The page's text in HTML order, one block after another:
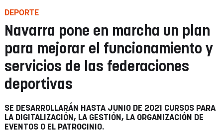
DEPORTE
Navarra pone en marcha un plan
para mejorar el funcionamiento y
servicios de las federaciones
deportivas
SE DESARROLLARÁN HASTA JUNIO DE 2021 CURSOS PARA
LA DIGITALIZACIÓN, LA GESTIÓN, LA ORGANIZACIÓN DE
EVENTOS O EL PATROCINIO.